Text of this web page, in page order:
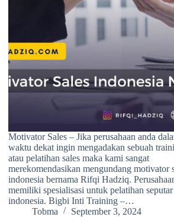
Motivator Sales – Jika perusahaan anda
waktu dekat ingin mengadakan sebuah
atau pelatihan sales maka kami sangat
merekomendasikan mengundang motivator
indonesia bernama Rifqi Hadziq.
memiliki spesialisasi untuk pelatihan seputar
indonesia. Bigbi Inti Training –…
Tobma
September 3, 2024